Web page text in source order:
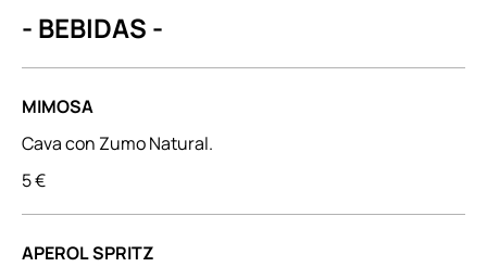
- BEBIDAS -
MIMOSA
Cava con Zumo Natural.
5 €
APEROL SPRITZ